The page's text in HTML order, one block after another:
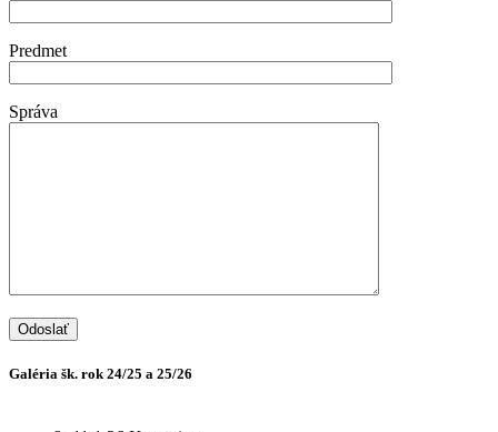
Predmet
Správa
Galéria šk. rok 24/25 a 25/26